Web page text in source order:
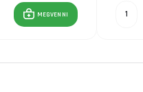
MEGVENNI